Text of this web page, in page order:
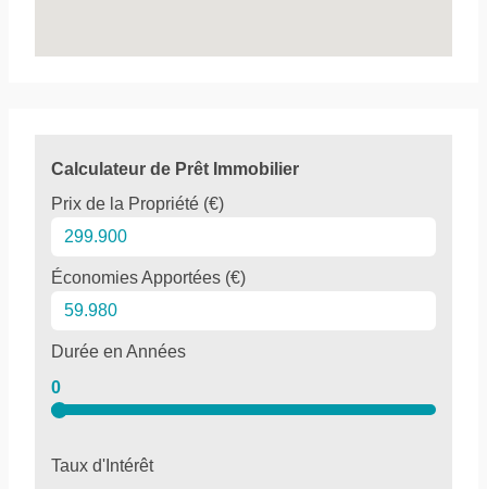
Calculateur de Prêt Immobilier
Prix de la Propriété (€)
Économies Apportées (€)
Durée en Années
0
Taux d'Intérêt